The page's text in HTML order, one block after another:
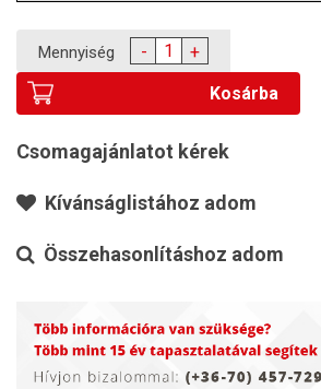
Mennyiség -
+
Kosárba
Csomagajánlatot kérek
Kívánságlistához adom
Összehasonlításhoz adom